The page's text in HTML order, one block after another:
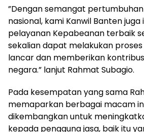
”Dengan semangat
nasional, kami Kanwil Banten
pelayanan Kepabeanan terbaik
sekalian dapat melakukan
lancar dan memberikan
negara.” lanjut Rahmat Subagio.
Pada kesempatan yang sama
memaparkan berbagai macam
dikembangkan untuk
kepada pengguna jasa, baik itu